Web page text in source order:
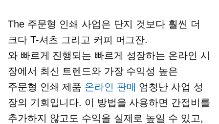
The 주문형 인쇄 사업은 단지 것보다 훨씬 더
크다 T-셔츠 그리고 커피 머그잔.
와 빠르게 진행되는 빠르게 성장하는 온라인 시
장에서 최신 트렌드와 가장 수익성 높은
주문형 인쇄 제품 온라인 판매 엄청난 사업 성
장의 기회입니다. 이 방법을 사용하면 간접비를
추가하지 않고도 수익을 실제로 높일 수 있고,